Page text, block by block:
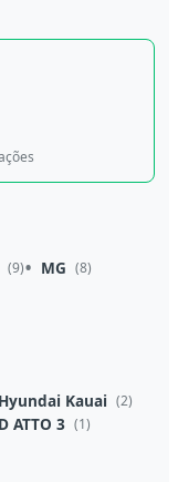
(9) MG (8)
Hyundai Kauai (2)
ATTO 3 (1)